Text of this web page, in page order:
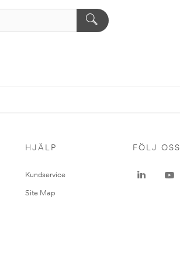
HJÄLP
Kundservice
Site Map
FÖLJ OSS